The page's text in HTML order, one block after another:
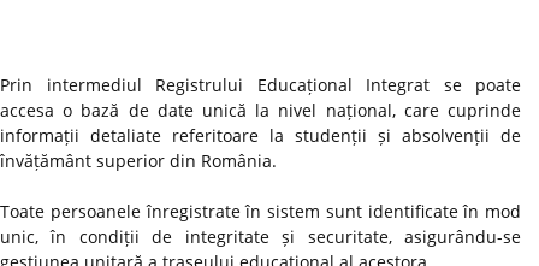
Prin intermediul Registrului Educațional Integrat se poate
accesa o bază de date unică la nivel național, care cuprinde
informații detaliate referitoare la studenții și absolvenții de
învățământ superior din România.
Toate persoanele înregistrate în sistem sunt identificate în mod
unic, în condiții de integritate și securitate, asigurându-se